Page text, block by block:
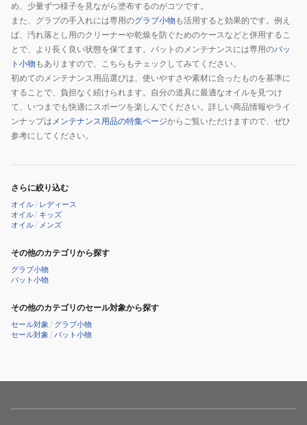
め、少量ずつ様子を見ながら塗布するのがコツです。
また、グラブの手入れには専用のグラブ小物 も活用すると効果的です。例え
ば、汚れ落とし用のクリーナーや乾燥を防ぐためのケースなどと併用するこ
とで、より長く良い状態を保てます。バットのメンテナンスには専用のバッ
ト小物 もありますので、こちらもチェックしてみてください。
初めてのメンテナンス用品選びは、使いやすさや素材に合ったものを基準に
することで、負担なく続けられます。自分の道具に最適なオイルを見つけ
て、いつまでも快適にスポーツを楽しんでください。詳しい商品情報やライ
ンナップは メンテナンス用品の特集ページからご覧いただけますので、ぜひ
参考にしてください。
さらに絞り込む
オイル/ レディース
オイル/ キッズ
オイル/ メンズ
その他のカテゴリから探す
グラブ小物
バット小物
その他のカテゴリのセール対象から探す
セール対象 / グラブ小物
セール対象 /バット小物